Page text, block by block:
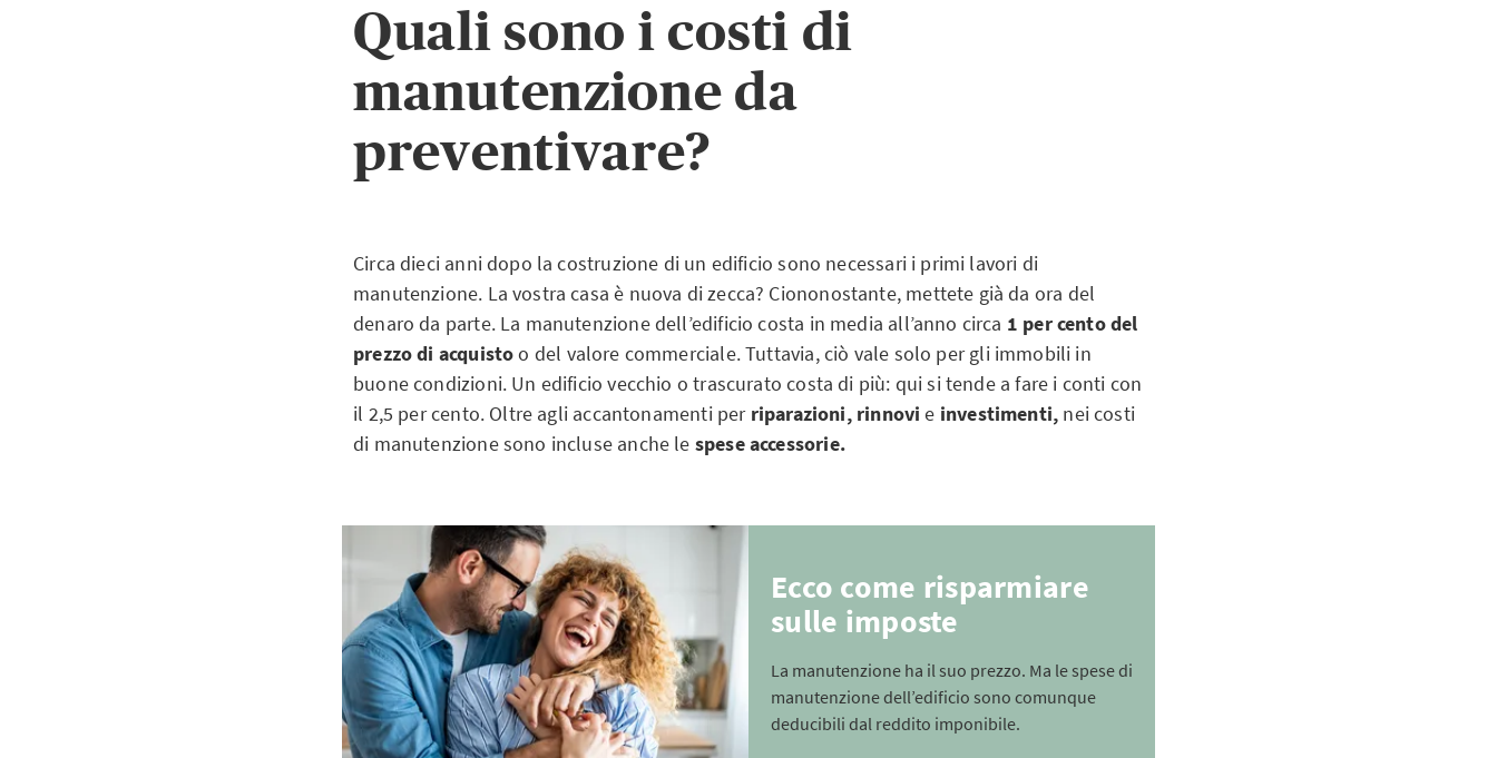
Quali sono i costi di
manutenzione da
preventivare?
Circa dieci anni dopo la costruzione di un edificio sono necessari i primi lavori di
manutenzione. La vostra casa è nuova di zecca? Ciononostante, mettete già da ora del
denaro da parte. La manutenzione dell’edificio costa in media all’anno circa 1 per cento del
prezzo di acquistoo del valore commerciale. Tuttavia, ciò vale solo per gli immobili in
buone condizioni. Un edificio vecchio o trascurato costa di più: qui si tende a fare i conti con
il 2,5 per cento. Oltre agli accantonamenti per riparazioni, rinnovi e investimenti, nei costi
di manutenzione sono incluse anche le spese accessorie.
Ecco come risparmiare
sulle imposte
La manutenzione ha il suo prezzo. Ma le spese di
manutenzione dell’edificio sono comunque
deducibili dal reddito imponibile.